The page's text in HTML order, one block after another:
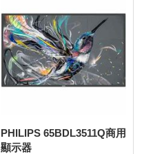
PHILIPS 65BDL3511Q商用
顯示器